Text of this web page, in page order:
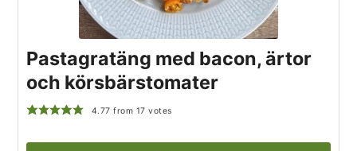
Pastagratäng med bacon, ärtor
och körsbärstomater
4.77 from 17 votes